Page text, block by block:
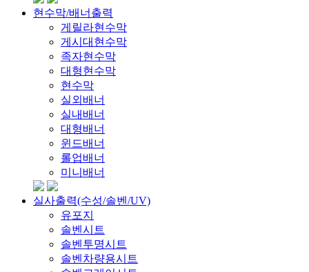
현수막/배너출력
게릴라현수막
게시대현수막
족자현수막
대형현수막
현수막
실외배너
실내배너
대형배너
윈드배너
롤업배너
미니배너
실사출력(수성/솔벤/UV)
유포지
솔벤시트
솔벤투명시트
솔벤차량용시트